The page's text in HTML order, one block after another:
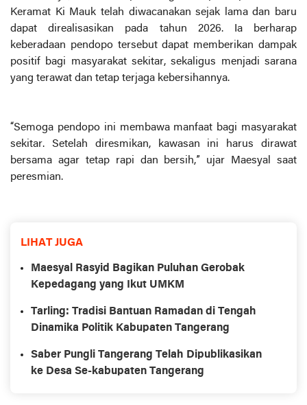
Keramat Ki Mauk telah diwacanakan sejak lama dan baru
dapat direalisasikan pada tahun 2026. Ia berharap
keberadaan pendopo tersebut dapat memberikan dampak
positif bagi masyarakat sekitar, sekaligus menjadi sarana
yang terawat dan tetap terjaga kebersihannya.
“Semoga pendopo ini membawa manfaat bagi masyarakat
sekitar. Setelah diresmikan, kawasan ini harus dirawat
bersama agar tetap rapi dan bersih,” ujar Maesyal saat
peresmian.
LIHAT JUGA
Maesyal Rasyid Bagikan Puluhan Gerobak
Kepedagang yang Ikut UMKM
Tarling: Tradisi Bantuan Ramadan di Tengah
Dinamika Politik Kabupaten Tangerang
Saber Pungli Tangerang Telah Dipublikasikan
ke Desa Se-kabupaten Tangerang